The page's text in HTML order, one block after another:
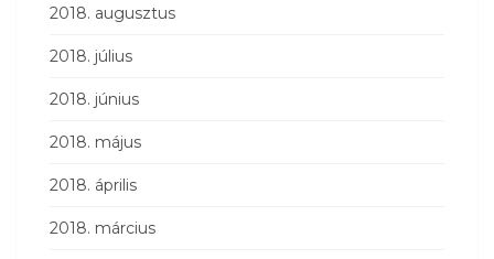
2018. augusztus
2018. július
2018. június
2018. május
2018. április
2018. március